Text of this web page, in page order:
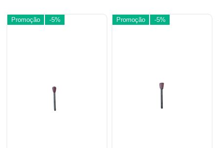
Promoção -5% Promoção -5%